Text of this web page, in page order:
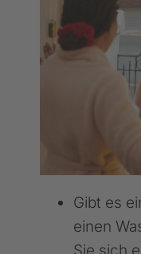
Gibt es
einen
Sie sich